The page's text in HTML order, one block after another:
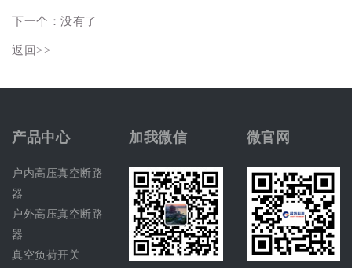
下一个：没有了
返回>>
产品中心
户内高压真空断路
器
户外高压真空断路
器
真空负荷开关
加我微信 微官网